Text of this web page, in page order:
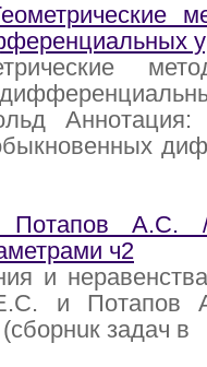
Аннотация:
А.С.
ч2
и
и Потапов
задач в